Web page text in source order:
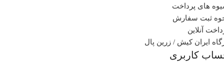
های پرداخت
ثبت سفارش
آنلاین
ایران کیش / زرین پال
کاربری